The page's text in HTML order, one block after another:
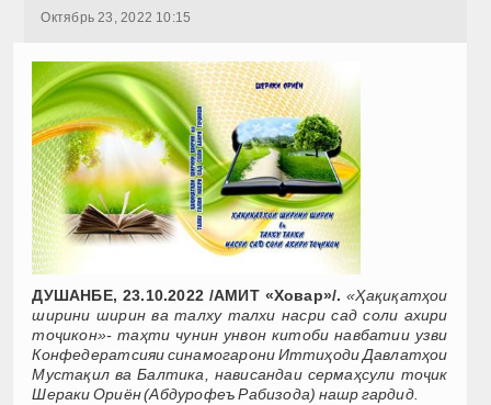
Октябрь 23, 2022 10:15
ДУШАНБЕ, 23.10.2022 /АМИТ «Ховар»/. «Ҳақиқатҳои
ширини ширин ва талху талхи насри сад соли ахири
тоҷикон»- таҳти чунин унвон китоби навбатии узви
Конфедератсияи синамогарони Иттиҳоди Давлатҳои
Мустақил ва Балтика, нависандаи сермаҳсули тоҷик
Шераки Ориён (Абдурофеъ Рабизода) нашр гардид.